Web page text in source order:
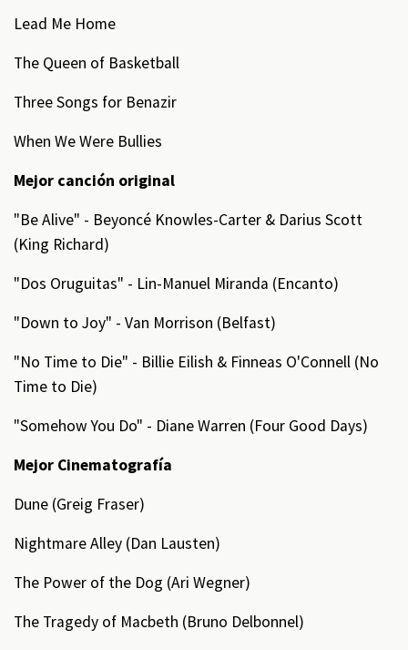
Lead Me Home
The Queen of Basketball
Three Songs for Benazir
When We Were Bullies
Mejor canción original
"Be Alive" - Beyoncé Knowles-Carter & Darius Scott
(King Richard)
"Dos Oruguitas" - Lin-Manuel Miranda (Encanto)
"Down to Joy" - Van Morrison (Belfast)
"No Time to Die" - Billie Eilish & Finneas O'Connell (No
Time to Die)
"Somehow You Do" - Diane Warren (Four Good Days)
Mejor Cinematografía
Dune (Greig Fraser)
Nightmare Alley (Dan Lausten)
The Power of the Dog (Ari Wegner)
The Tragedy of Macbeth (Bruno Delbonnel)